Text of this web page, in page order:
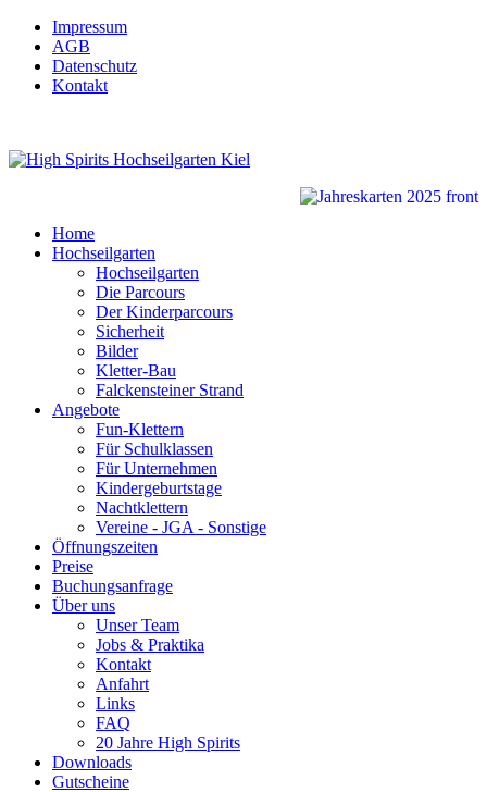
Impressum
AGB
Datenschutz
Kontakt
Home
Hochseilgarten
Hochseilgarten
Die Parcours
Der Kinderparcours
Sicherheit
Bilder
Kletter-Bau
Falckensteiner Strand
Angebote
Fun-Klettern
Für Schulklassen
Für Unternehmen
Kindergeburtstage
Nachtklettern
Vereine - JGA - Sonstige
Öffnungszeiten
Preise
Buchungsanfrage
Über uns
Unser Team
Jobs & Praktika
Kontakt
Anfahrt
Links
FAQ
20 Jahre High Spirits
Downloads
Gutscheine